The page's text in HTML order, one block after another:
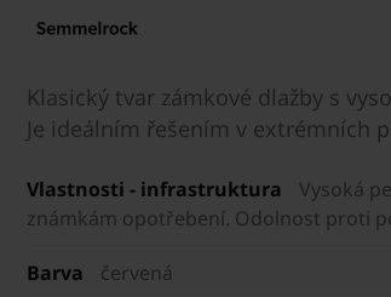
Klasický tvar zámkové dlažby s
Je ideálním řešením v extrémních
Vlastnosti - infrastruktura
Vysoká
známkám opotřebení. Odolnost proti
Barva červená